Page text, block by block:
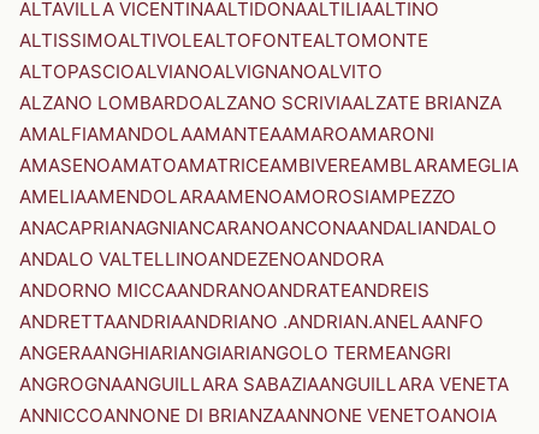
ALTAVILLA VICENTINAALTIDONAALTILIAALTINO
ALTISSIMOALTIVOLEALTOFONTEALTOMONTE
ALTOPASCIOALVIANOALVIGNANOALVITO
ALZANO LOMBARDOALZANO SCRIVIAALZATE BRIANZA
AMALFIAMANDOLAAMANTEAAMAROAMARONI
AMASENOAMATOAMATRICEAMBIVEREAMBLARAMEGLIA
AMELIAAMENDOLARAAMENOAMOROSIAMPEZZO
ANACAPRIANAGNIANCARANOANCONAANDALIANDALO
ANDALO VALTELLINOANDEZENOANDORA
ANDORNO MICCAANDRANOANDRATEANDREIS
ANDRETTAANDRIAANDRIANO .ANDRIAN.ANELAANFO
ANGERAANGHIARIANGIARIANGOLO TERMEANGRI
ANGROGNAANGUILLARA SABAZIAANGUILLARA VENETA
ANNICCOANNONE DI BRIANZAANNONE VENETOANOIA